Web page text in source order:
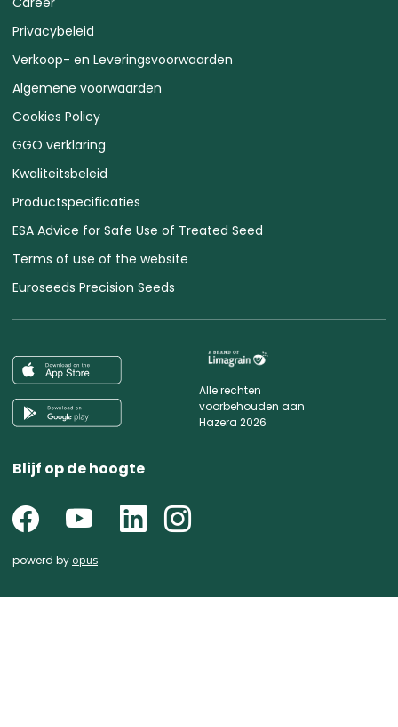
Privacybeleid
Verkoop- en Leveringsvoorwaarden
Algemene voorwaarden
Cookies Policy
GGO verklaring
Kwaliteitsbeleid
Productspecificaties
ESA Advice for Safe Use of Treated Seed
Terms of use of the website
Euroseeds Precision Seeds
Alle rechten
voorbehouden aan
Hazera 2026
Blijf op de hoogte
powerd by opus